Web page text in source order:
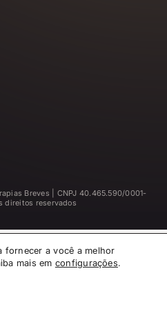
Breves | CNPJ 40.465.590/0001-
direitos reservados
fornecer a você a melhor
mais em configurações.